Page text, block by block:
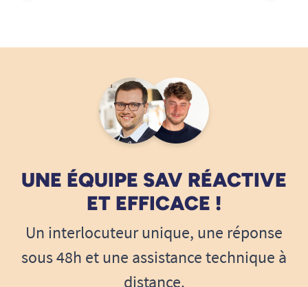
UNE ÉQUIPE SAV RÉACTIVE
ET EFFICACE !
Un interlocuteur unique, une réponse
sous 48h et une assistance technique à
distance.